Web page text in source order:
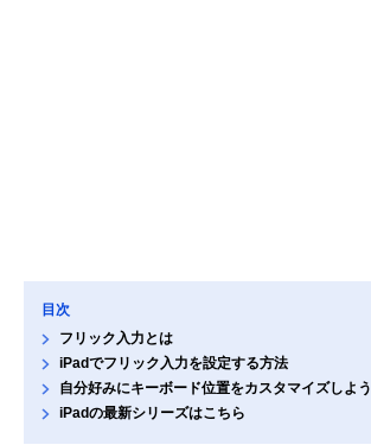
目次
フリック入力とは
iPadでフリック入力を設定する方法
自分好みにキーボード位置をカスタマイズしよう
iPadの最新シリーズはこちら